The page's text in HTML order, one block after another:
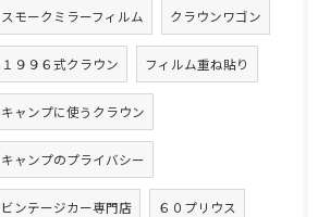
スモークミラーフィルム クラウンワゴン
１９９６式クラウン フィルム重ね貼り
キャンプに使うクラウン
キャンプのプライバシー
ビンテージカー専門店 ６０プリウス